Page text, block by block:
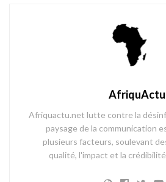
AfriquActu
Afriquactu.net lutte contre la
paysage de la communication
plusieurs facteurs, soulevant
qualité, l'impact et la